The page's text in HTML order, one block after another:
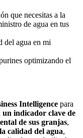
que necesitas a la
de agua en tus
del agua en mi
optimizando el
Intelligence para
un indicador clave de
de sus granjas,
calidad del agua,